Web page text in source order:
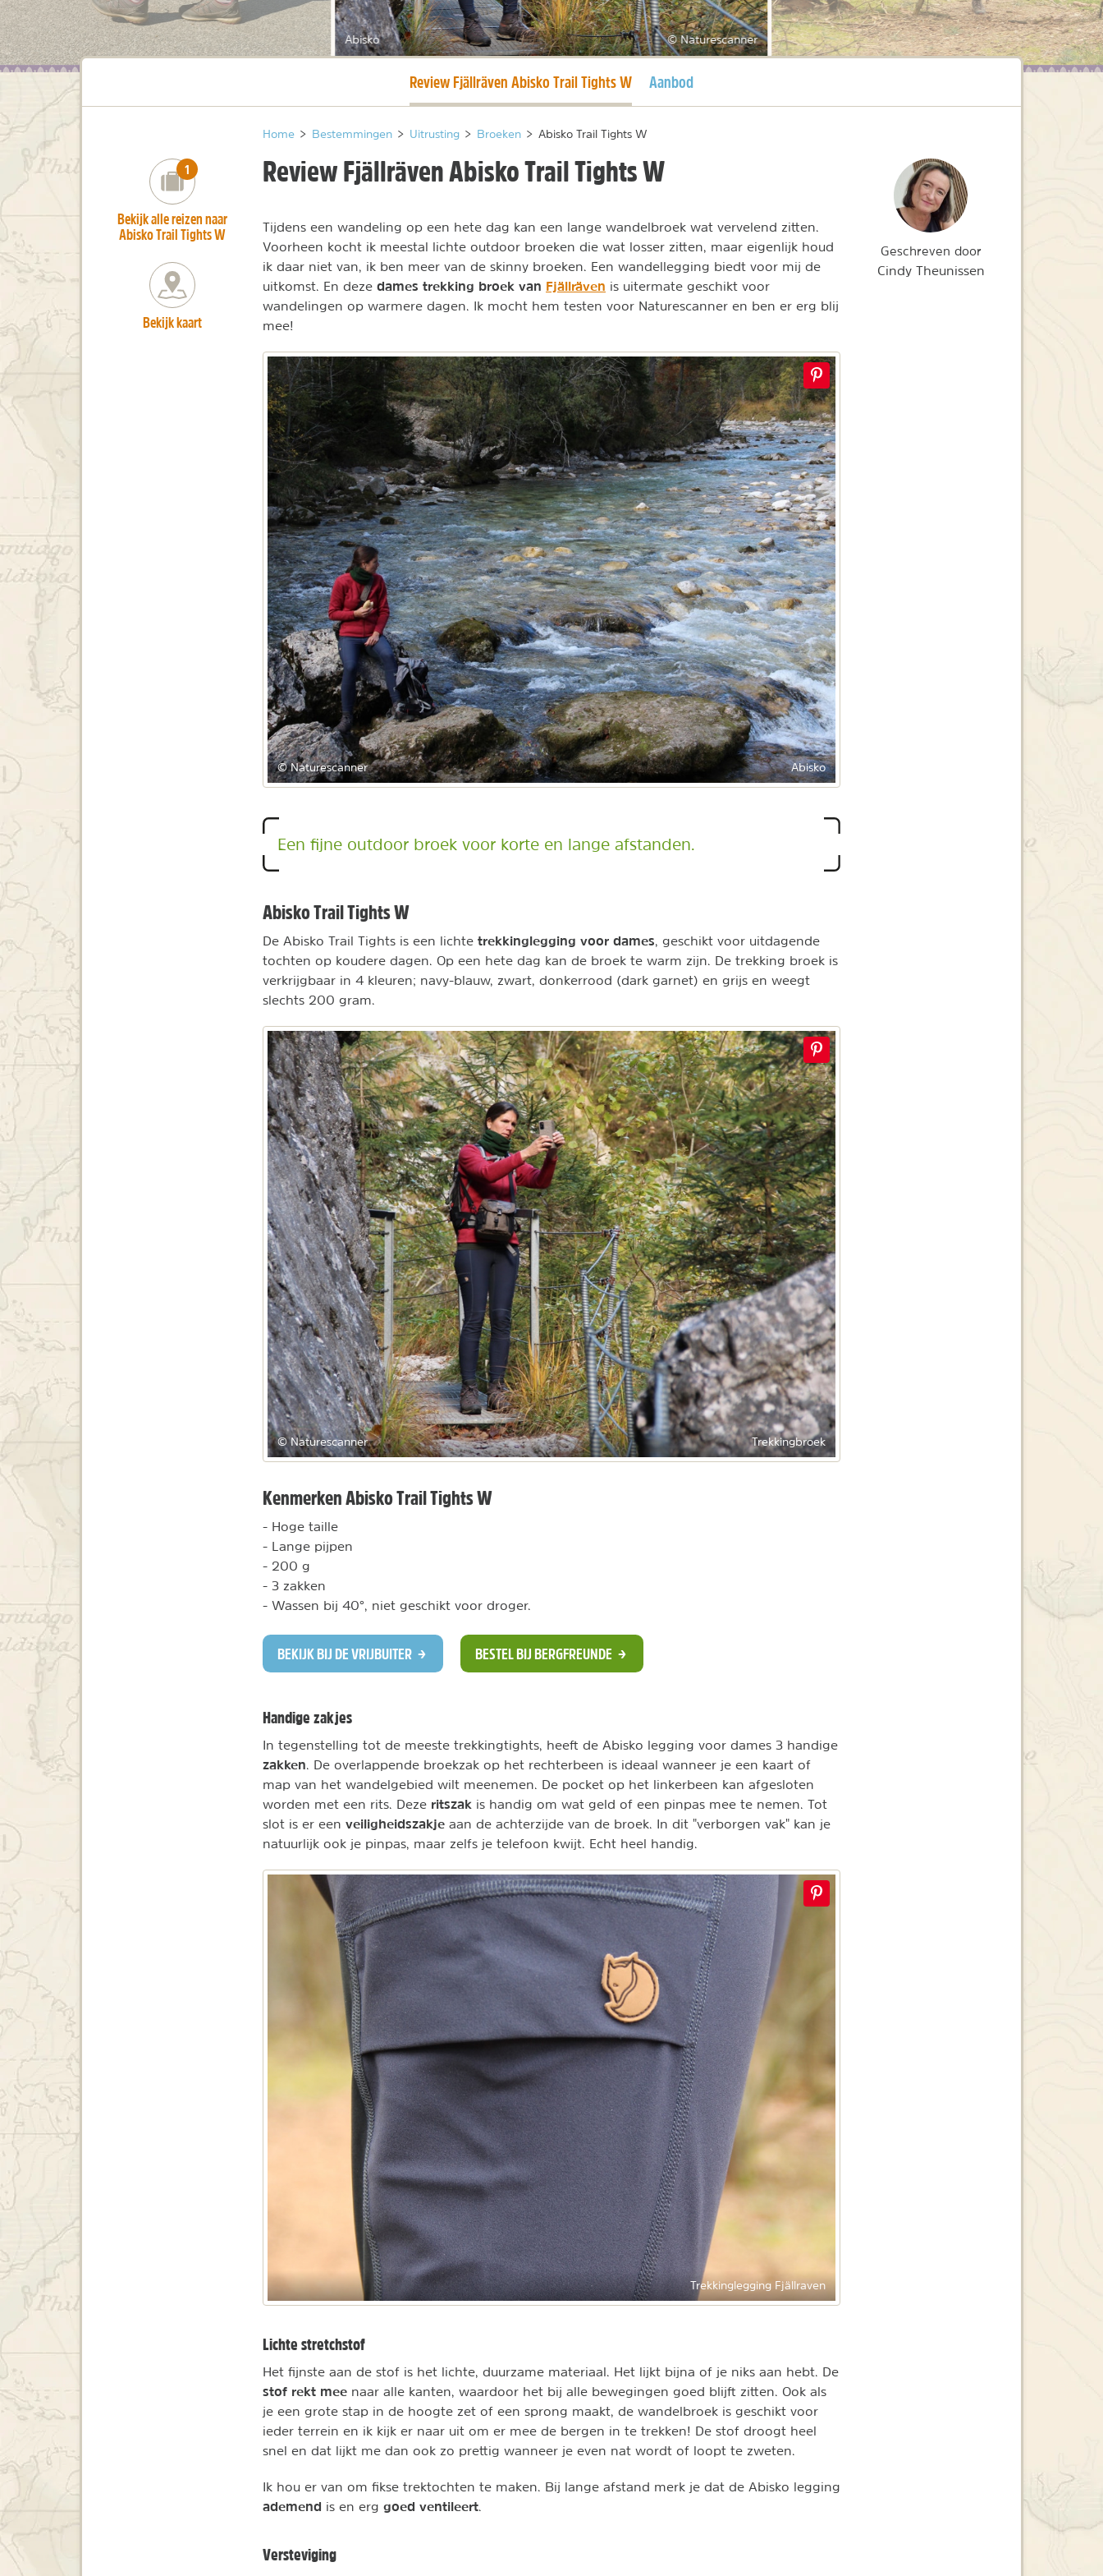
Abisko © Naturescanner
Huidige pagina
Review Fjällräven Abisko Trail Tights W Aanbod
Home > Bestemmingen > Uitrusting > Broeken > Abisko Trail Tights W
Review Fjällräven Abisko Trail Tights W
Tijdens een wandeling op een hete dag kan een lange wandelbroek wat vervelend zitten.
Voorheen kocht ik meestal lichte outdoor broeken die wat losser zitten, maar eigenlijk houd
ik daar niet van, ik ben meer van de skinny broeken. Een wandellegging biedt voor mij de
uitkomst. En deze dames trekking broek van Fjällräven is uitermate geschikt voor
wandelingen op warmere dagen. Ik mocht hem testen voor Naturescanner en ben er erg blij
mee!
© Naturescanner Abisko
Een fijne outdoor broek voor korte en lange afstanden.
Abisko Trail Tights W
De Abisko Trail Tights is een lichte trekkinglegging voor dames, geschikt voor uitdagende
tochten op koudere dagen. Op een hete dag kan de broek te warm zijn. De trekking broek is
verkrijgbaar in 4 kleuren; navy-blauw, zwart, donkerrood (dark garnet) en grijs en weegt
slechts 200 gram.
© Naturescanner Trekkingbroek
Kenmerken Abisko Trail Tights W
- Hoge taille
- Lange pijpen
- 200 g
- 3 zakken
- Wassen bij 40°, niet geschikt voor droger.
BEKIJK BIJ DE VRIJBUITER BESTEL BIJ BERGFREUNDE
Handige zakjes
In tegenstelling tot de meeste trekkingtights, heeft de Abisko legging voor dames 3 handige
zakken. De overlappende broekzak op het rechterbeen is ideaal wanneer je een kaart of
map van het wandelgebied wilt meenemen. De pocket op het linkerbeen kan afgesloten
worden met een rits. Deze ritszak is handig om wat geld of een pinpas mee te nemen. Tot
slot is er een veiligheidszakje aan de achterzijde van de broek. In dit "verborgen vak" kan je
natuurlijk ook je pinpas, maar zelfs je telefoon kwijt. Echt heel handig.
Trekkinglegging Fjällraven
Lichte stretchstof
Het fijnste aan de stof is het lichte, duurzame materiaal. Het lijkt bijna of je niks aan hebt. De
stof rekt mee naar alle kanten, waardoor het bij alle bewegingen goed blijft zitten. Ook als
je een grote stap in de hoogte zet of een sprong maakt, de wandelbroek is geschikt voor
ieder terrein en ik kijk er naar uit om er mee de bergen in te trekken! De stof droogt heel
snel en dat lijkt me dan ook zo prettig wanneer je even nat wordt of loopt te zweten.
Ik hou er van om fikse trektochten te maken. Bij lange afstand merk je dat de Abisko legging
ademend is en erg goed ventileert.
Versteviging
number_of_trips:
1
Bekijk alle reizen naar
Abisko Trail Tights W
Bekijk kaart
Geschreven door
Cindy Theunissen